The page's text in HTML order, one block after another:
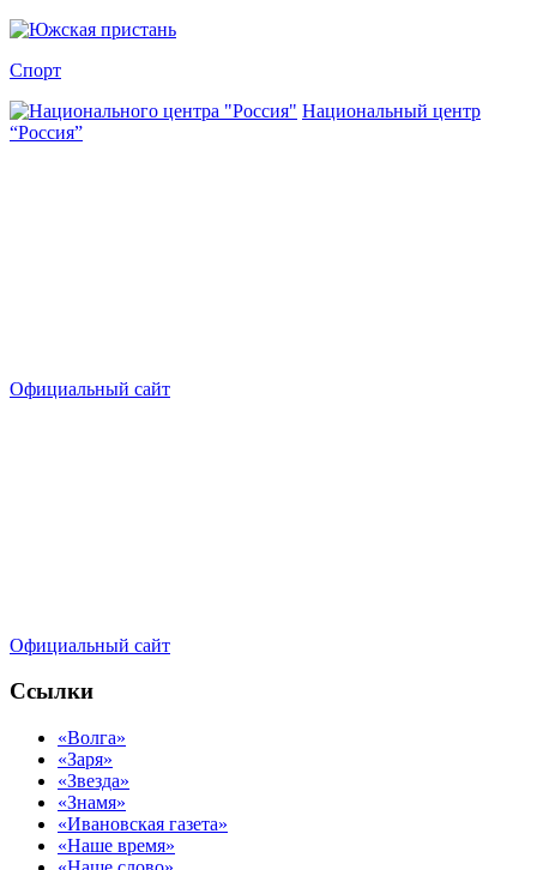
Спорт
Национальный центр
“Россия”
Официальный сайт
Официальный сайт
Ссылки
«Волга»
«Заря»
«Звезда»
«Знамя»
«Ивановская газета»
«Наше время»